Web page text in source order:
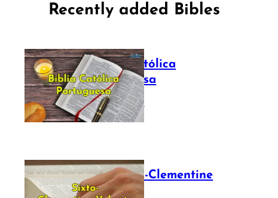
Recently added Bibles
Bíblia Católica
Portuguesa
July 16, 2025
The Sixto-Clementine
Vulgate